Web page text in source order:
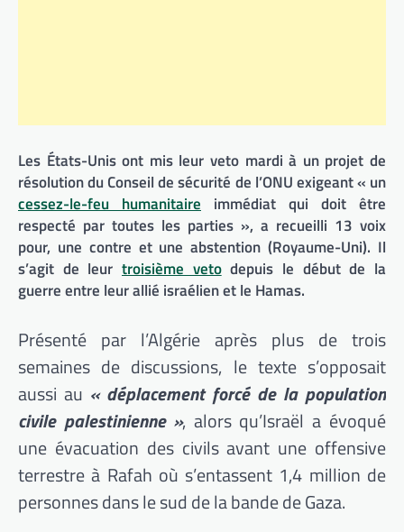
Les États-Unis ont mis leur veto mardi à un projet de
résolution du Conseil de sécurité de l’ONU exigeant « un
cessez-le-feu humanitaire immédiat qui doit être
respecté par toutes les parties », a recueilli 13 voix
pour, une contre et une abstention (Royaume-Uni). Il
s’agit de leur troisième vetodepuis le début de la
guerre entre leur allié israélien et le Hamas.
Présenté par l’Algérie après plus de trois
semaines de discussions, le texte s’opposait
aussi au « déplacement forcé de la population
civile palestinienne », alors qu’Israël a évoqué
une évacuation des civils avant une offensive
terrestre à Rafah où s’entassent 1,4 million de
personnes dans le sud de la bande de Gaza.